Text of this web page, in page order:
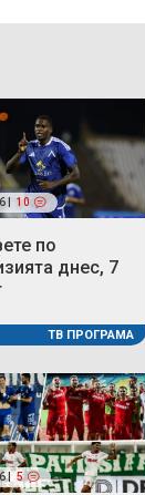
| 10
по
днес, 7
ТВ ПРОГРАМА
| 5